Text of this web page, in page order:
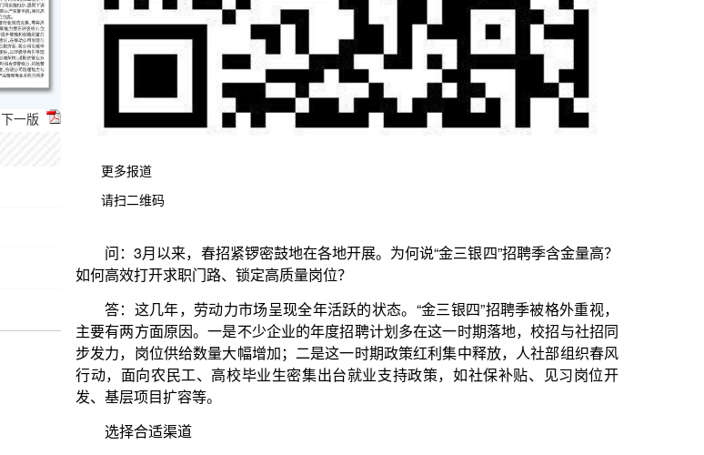
下一版
更多报道
请扫二维码
问：3月以来，春招紧锣密鼓地在各地开展。为何说“金三银四”招聘季含金量高？
答：这几年，劳动力市场呈现全年活跃的状态。“金三银四”招聘季被格外重视，
主要有两方面原因。一是不少企业的年度招聘计划多在这一时期落地，校招与社招同
发、基层项目扩容等。
线上渠道方面，主流招聘平台上有更多招聘信息。相关部门也会联合大型招聘平
台举办各类专场专业招聘会，方便求职者择优选岗。
国聘网、中国公共招聘网等官方平台，是获取央企、国企招聘信息的集中渠道。
很多用人单位的官网、官微等，也会发布详细的招聘信息。部分企业还会通过社